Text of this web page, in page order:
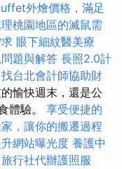
外燴價格，滿足
桃園地區的滅鼠需
眼下細紋醫美療
題與解答 長照2.0計
找台北會計師協助財
愉快週末，還是公
體驗。 享受便捷的
，讓你的搬遷過程
網站曝光度 養護中
旅行社代辦護照服